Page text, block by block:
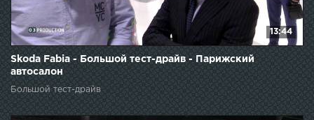
13:44
Skoda Fabia - Большой тест-драйв - Парижский
автосалон
Большой тест-драйв